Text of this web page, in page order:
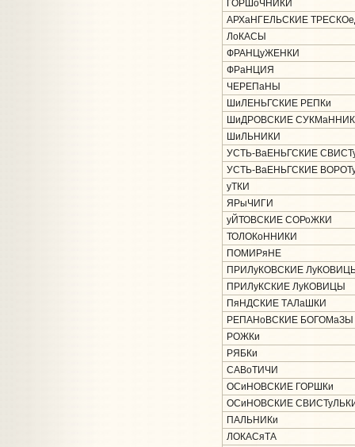
ГОРШоЧНИКИ
АРХаНГЕЛЬСКИЕ
ЛоКАСЫ
ФРАНЦуЖЕНКИ
ФРаНЦИЯ
ЧЕРЕПаНЫ
ШиЛЕНЬГСКИЕ РЕПКи
ШиДРОВСКИЕ
ШиЛЬНИКИ
УСТЬ-ВаЕНЬГСКИЕ
УСТЬ-ВаЕНЬГСКИЕ
уТКИ
ЯРыЧИГИ
уЙТОВСКИЕ СОРоЖКИ
ТОЛОКоННИКИ
ПОМИРяНЕ
ПРИЛуКОВСКИЕ
ПРИЛуКСКИЕ ЛуКОВИЦЫ
ПяНДСКИЕ ТАЛаШКИ
РЕПАНоВСКИЕ БОГОМаЗЫ
РОЖКи
РЯБКи
САВоТИЧИ
ОСиНОВСКИЕ ГОРШКи
ОСиНОВСКИЕ
ПАЛЬНИКи
ЛОКАСяТА